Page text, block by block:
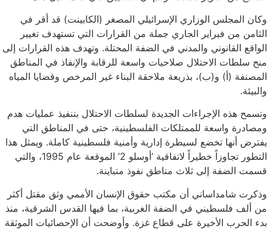
وكان المجلس الوزاري الإسرائيلي المصغر (الكابينت) قد أقر في
الثامن من فبراير الجاري جملة من القرارات التي تستهدف تغيير
الواقع القانوني والمدني في الضفة المحتلة. وتهدف هذه القرارات إلى
منح سلطات الاحتلال صلاحيات واسعة للرقابة والإنفاذ في المناطق
المصنفة (أ) و(ب)، بذريعة ملاحقة البناء غير المرخص وقضايا المياه
والبيئة.
وتسمح هذه الإجراءات الجديدة لسلطات الاحتلال بتنفيذ عمليات هدم
ومصادرة واسعة للممتلكات الفلسطينية، حتى في المناطق التي
يفترض أنها تخضع لسيطرة إدارية وأمنية فلسطينية كاملة. ويمثل هذا
التطور تجاوزاً خطيراً لاتفاقية ‘أوسلو 2’ الموقعة عام 1995، والتي
قسمت الضفة إلى ثلاث مناطق نفوذ متباينة.
وذكرت شامداساني أن مكتب حقوق الإنسان الأممي وثق مقتل أكثر
من ألف فلسطيني في الضفة الغربية، بما فيها القدس الشرقية، منذ
بدء الحرب الأخيرة على قطاع غزة. وأوضحت أن الإحصائيات الموثقة